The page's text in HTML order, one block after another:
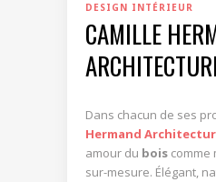
DESIGN INTÉRIEUR
CAMILLE
Dans chacun de ses
Hermand
amour du bois comme
sur-mesure. Élégant,